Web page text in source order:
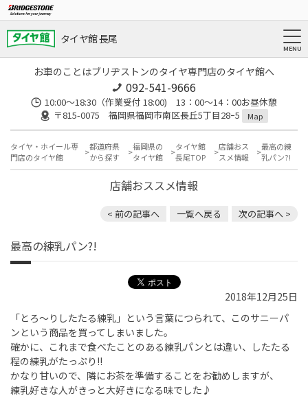
タイヤ館 長尾
お車のことはブリヂストンのタイヤ専門店のタイヤ館へ
092-541-9666
10:00～18:30（作業受付 18:00) 13：00～14：00お昼休憩
〒815-0075 福岡県福岡市南区長丘5丁目28ｰ5
Map
タイヤ・ホイール専
門店のタイヤ館
都道府県
から探す
福岡県の
タイヤ館
タイヤ館
長尾TOP
店舗おス
スメ情報
最高の練
乳パン?!
店舗おススメ情報
< 前の記事へ 一覧へ戻る 次の記事へ >
最高の練乳パン?!
2018年12月25日
「とろ～りしたたる練乳」という言葉につられて、このサニーパ
ンという商品を買ってしまいました。
確かに、これまで食べたことのある練乳パンとは違い、したたる
程の練乳がたっぷり!!
かなり甘いので、隣にお茶を準備することをお勧めしますが、
練乳好きな人がきっと大好きになる味でした♪